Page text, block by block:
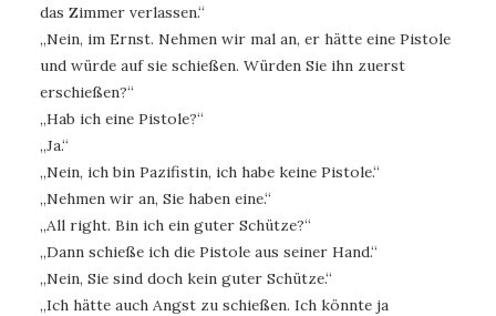
das Zimmer verlassen.“
„Nein, im Ernst. Nehmen wir mal an, er hätte eine Pistole
und würde auf sie schießen. Würden Sie ihn zuerst
erschießen?“
„Hab ich eine Pistole?“
„Ja.“
„Nein, ich bin Pazifistin, ich habe keine Pistole.“
„Nehmen wir an, Sie haben eine.“
„All right. Bin ich ein guter Schütze?“
„Dann schieße ich die Pistole aus seiner Hand.“
„Nein, Sie sind doch kein guter Schütze.“
„Ich hätte auch Angst zu schießen. Ich könnte ja